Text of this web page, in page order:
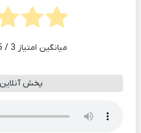
میانگین امتیاز 3 / 5. شمارش آرا:
پخش